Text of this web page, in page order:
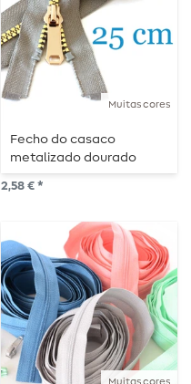
Muitas cores
Fecho do casaco
metalizado dourado
divisível 25 cm
2,58 € *